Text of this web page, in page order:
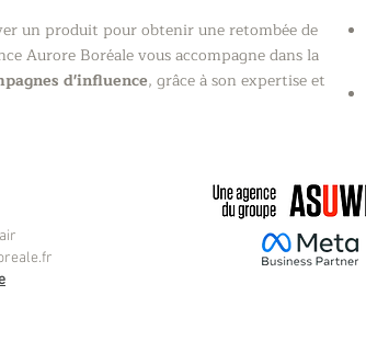
un produit pour obtenir une retombée de
Aurore Boréale vous accompagne dans la
d'influence, grâce à son expertise et